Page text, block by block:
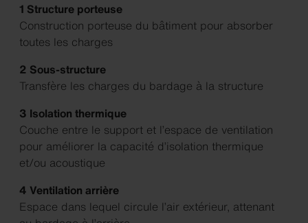
1 Structure porteuse
Construction porteuse du bâtiment pour absorber
toutes les charges
2 Sous-structure
Transfère les charges du bardage à la structure
3 Isolation thermique
Couche entre le support et l’espace de ventilation
pour améliorer la capacité d’isolation thermique
et/ou acoustique
4 Ventilation arrière
Espace dans lequel circule l’air extérieur, attenant